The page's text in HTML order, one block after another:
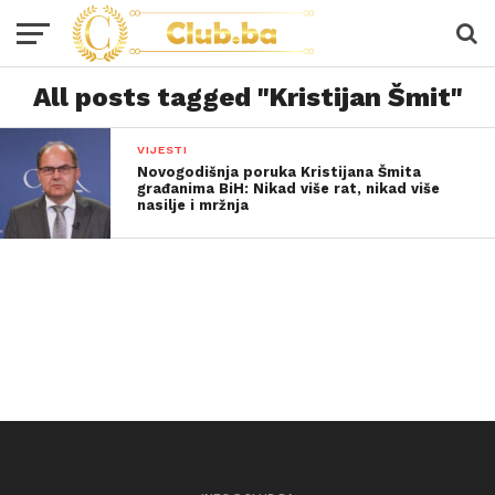
All posts tagged "Kristijan Šmit"
VIJESTI
Novogodišnja poruka Kristijana Šmita
građanima BiH: Nikad više rat, nikad više
nasilje i mržnja